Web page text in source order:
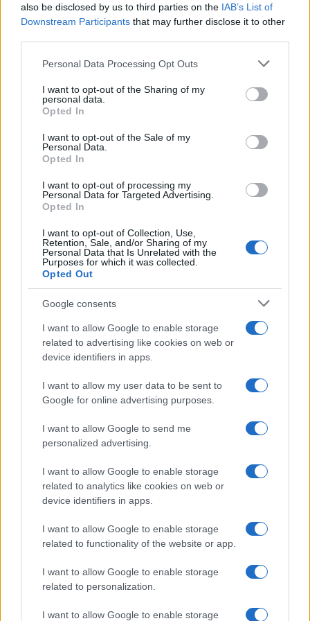
also be disclosed by us to third parties on the IAB’s List of
Downstream Participants that may further disclose it to other
Please note that this website/app uses one or more Google
not limited to your visit or usage behaviour. You may click to
grant or deny consent to Google and its third-party tags to
use your data for below specified purposes in below Google
consent section.
Personal Data Processing Opt Outs
I want to opt-out of the Sharing of my
personal data.
Opted In
I want to opt-out of the Sale of my
Personal Data.
Opted In
I want to opt-out of processing my
Personal Data for Targeted Advertising.
Opted In
I want to opt-out of Collection, Use,
Retention, Sale, and/or Sharing of my
Personal Data that Is Unrelated with the
Purposes for which it was collected.
Opted Out
Google consents
I want to allow Google to enable storage
related to advertising like cookies on web or
device identifiers in apps.
I want to allow my user data to be sent to
Google for online advertising purposes.
I want to allow Google to send me
personalized advertising.
I want to allow Google to enable storage
related to analytics like cookies on web or
device identifiers in apps.
I want to allow Google to enable storage
related to functionality of the website or app.
I want to allow Google to enable storage
related to personalization.
I want to allow Google to enable storage
NECROLOGIE
Mario Malu
Martina Agostina Diturco
I nostri cari
I nostri cari
I nostri cari
Invia un Comunicato Stampa